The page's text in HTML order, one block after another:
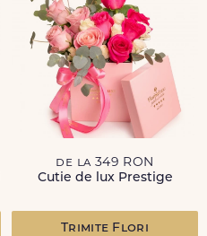
de la 349 RON
Cutie de lux Prestige
Trimite Flori